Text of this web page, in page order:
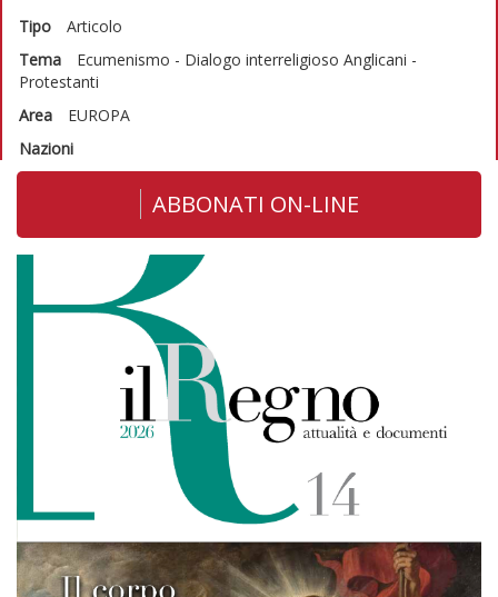
Tipo
Articolo
Tema
Ecumenismo - Dialogo interreligioso Anglicani -
Protestanti
Area
EUROPA
Nazioni
ABBONATI ON-LINE